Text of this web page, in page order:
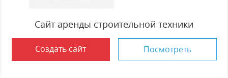
Сайт аренды строительной техники
Создать сайт Посмотреть